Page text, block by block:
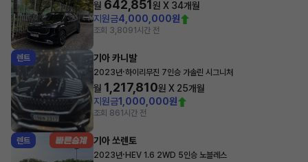
월 642,851원 X 34개월
지원금4,000,000원
조회 3,8091시간 전
렌트 기아 카니발
2023년·하이리무진 7인승 가솔린 시그니처
월 1,217,810원 X 25개월
지원금1,000,000원
조회 861시간 전
렌트 기아 쏘렌토
2023년· HEV 1.6 2WD 5인승 노블레스